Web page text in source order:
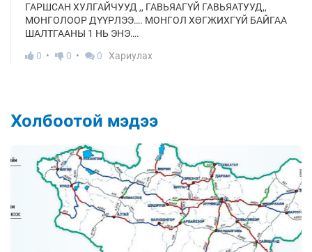
ГАРШСАН ХУЛГАЙЧУУД ,, ГАВЬЯАГҮЙ ГАВЬЯАТУУД,,
МОНГОЛООР ДҮҮРЛЭЭ…. МОНГОЛ ХӨГЖИХГҮЙ БАЙГАА
ШАЛТГААНЫ 1 НЬ ЭНЭ….
0
0 0 Хариулах
Холбоотой мэдээ